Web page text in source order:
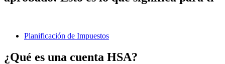
Planificación de Impuestos
¿Qué es una cuenta HSA?